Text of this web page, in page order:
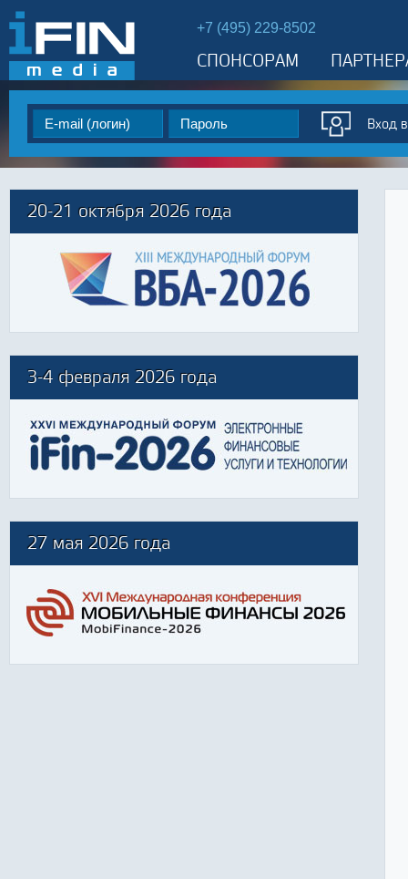
+7 (495) 229-8502
СПОНСОРАМ
20-21 октября 2026 года
3-4 февраля 2026 года
27 мая 2026 года